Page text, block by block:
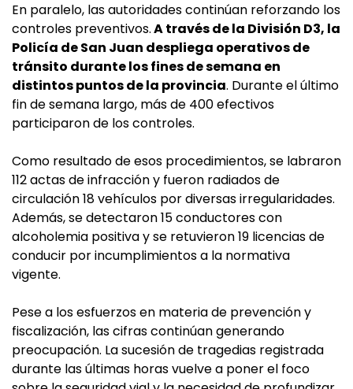
En paralelo, las autoridades continúan reforzando los
controles preventivos.A través de la División D3, la
Policía de San Juan despliega operativos de
tránsito durante los fines de semana en
distintos puntos de la provincia. Durante el último
fin de semana largo, más de 400 efectivos
participaron de los controles.
Como resultado de esos procedimientos, se labraron
112 actas de infracción y fueron radiados de
circulación 18 vehículos por diversas irregularidades.
Además, se detectaron 15 conductores con
alcoholemia positiva y se retuvieron 19 licencias de
conducir por incumplimientos a la normativa
vigente.
Pese a los esfuerzos en materia de prevención y
fiscalización, las cifras continúan generando
preocupación. La sucesión de tragedias registrada
durante las últimas horas vuelve a poner el foco